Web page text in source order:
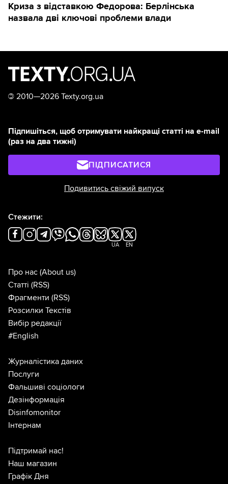
Криза з відставкою Федорова: Берлінська
назвала дві ключові проблеми влади
© 2010—2026 Texty.org.ua
Підпишіться, щоб отримувати найкращі статті на e-mail
(раз на два тижні)
ПІДПИСАТИСЯ
Подивитись свіжий випуск
Стежити:
UA EN
Про нас (About us)
Статті (RSS)
Фрагменти (RSS)
Розсилки Текстів
Вибір редакції
#English
Журналістика даних
Послуги
Фальшиві соціологи
Дезінформація
Disinfomonitor
Інтернам
Підтримай нас!
Наш магазин
Графік Дня